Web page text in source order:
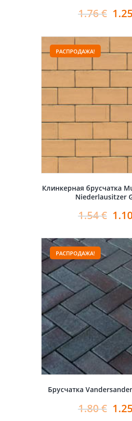
1.76€ 1.25
РАСПРОДАЖА!
Клинкерная брусчатка
Niederlausitzer
1.54€ 1.10
РАСПРОДАЖА!
Брусчатка
1.80€ 1.25